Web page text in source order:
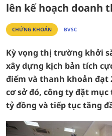
lên kế hoạch doanh
CHỨNG KHOÁN BVSC
Kỳ vọng thị trường khởi
xây dựng kịch bản tích
điểm và thanh khoản đạt
cơ sở đó, công ty đặt
tỷ đồng và tiếp tục tăng